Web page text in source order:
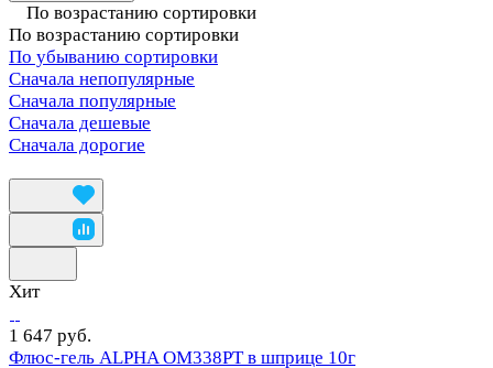
По возрастанию сортировки
По возрастанию сортировки
По убыванию сортировки
Сначала непопулярные
Сначала популярные
Сначала дешевые
Сначала дорогие
Хит
1 647 руб.
Флюс-гель ALPHA OM338PT в шприце 10г